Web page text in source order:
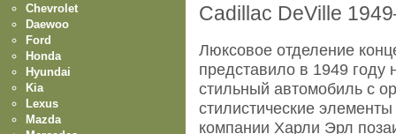
Cadillac DeVille
Люксовое отделение
представило в 1949
стильный автомобиль с
стилистические
компании Харли Эрл
Chevrolet
Daewoo
Ford
Honda
Hyundai
Kia
Lexus
Mazda